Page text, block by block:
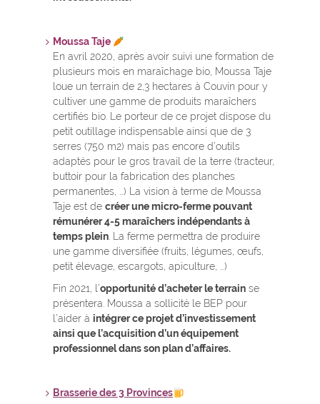
Moussa Taje
En avril 2020, après avoir suivi une formation de
plusieurs mois en maraîchage bio, Moussa Taje
loue un terrain de 2,3 hectares à Couvin pour y
cultiver une gamme de produits maraîchers
certifiés bio. Le porteur de ce projet dispose du
petit outillage indispensable ainsi que de 3
serres (750 m2) mais pas encore d’outils
adaptés pour le gros travail de la terre (tracteur,
buttoir pour la fabrication des planches
permanentes, …) La vision à terme de Moussa
Taje est de créer une micro-ferme pouvant
rémunérer 4-5 maraîchers indépendants à
temps plein. La ferme permettra de produire
une gamme diversifiée (fruits, légumes, œufs,
petit élevage, escargots, apiculture, …)
Fin 2021, l’opportunité d’acheter le terrain se
présentera. Moussa a sollicité le BEP pour
l’aider à intégrer ce projet d’investissement
ainsi que l’acquisition d’un équipement
professionnel dans son plan d’affaires.
Brasserie des 3 Provinces